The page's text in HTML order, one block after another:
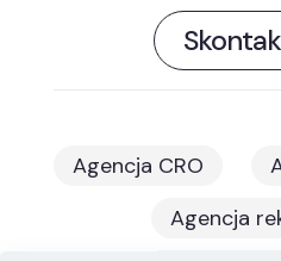
Agencja CRO
Agencja